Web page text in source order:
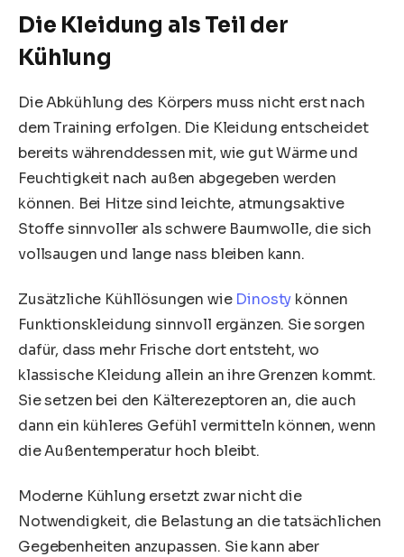
Die Kleidung als Teil der
Kühlung
Die Abkühlung des Körpers muss nicht erst nach
dem Training erfolgen. Die Kleidung entscheidet
bereits währenddessen mit, wie gut Wärme und
Feuchtigkeit nach außen abgegeben werden
können. Bei Hitze sind leichte, atmungsaktive
Stoffe sinnvoller als schwere Baumwolle, die sich
vollsaugen und lange nass bleiben kann.
Zusätzliche Kühllösungen wie Dinosty können
Funktionskleidung sinnvoll ergänzen. Sie sorgen
dafür, dass mehr Frische dort entsteht, wo
klassische Kleidung allein an ihre Grenzen kommt.
Sie setzen bei den Kälterezeptoren an, die auch
dann ein kühleres Gefühl vermitteln können, wenn
die Außentemperatur hoch bleibt.
Moderne Kühlung ersetzt zwar nicht die
Notwendigkeit, die Belastung an die tatsächlichen
Gegebenheiten anzupassen. Sie kann aber